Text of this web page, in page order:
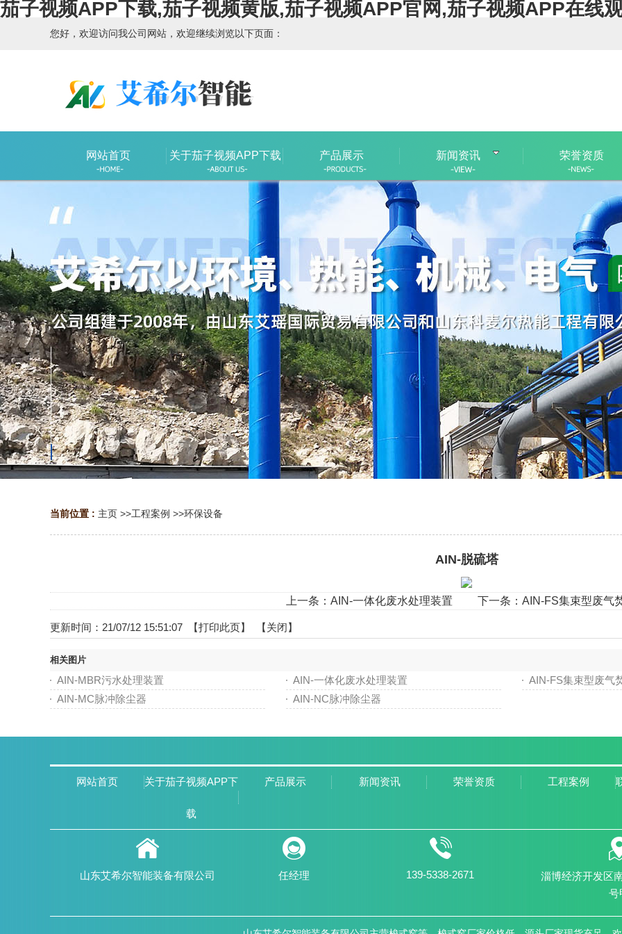
茄子视频APP下载,茄子视频黄版,茄子视频APP官网,茄子视频APP在线
您好，欢迎访问我公司网站，欢迎继续浏览以下页面：
网站首页 关于茄子视频APP下载 产品展示 新闻资讯 荣誉资质
当前位置 : 主页 >>工程案例 >>环保设备
AIN-脱硫塔
上一条： AIN-一体化废水处理装置 下一条： AIN-FS集束型废气
更新时间：21/07/12 15:51:07 【打印此页】 【关闭】
相关图片
AIN-MBR污水处理装置 AIN-一体化废水处理装置
AIN-FS集束型废气
AIN-MC脉冲除尘器
AIN-NC脉冲除尘器
网站首页 关于茄子视频APP下
载
产品展示 新闻资讯 荣誉资质 工程案例
山东艾希尔智能装备有限公司 任经理 139-5338-2671
淄博经济开发区
号